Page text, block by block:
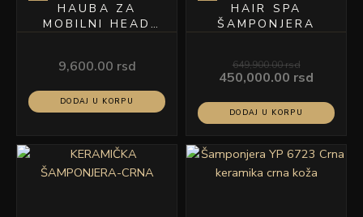
HAUBA ZA
MOBILNI HEAD
9,600.00 rsd
DODAJ U KORPU
HAIR SPA
ŠAMPONJERA
649,900.00rsd
450,000.00 rsd
DODAJ U KORPU